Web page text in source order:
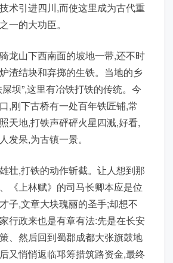
术引进四川,而使这里成为古代重
一的大功臣。
山下西南面的坡地一带,还不时
渣结块和弃掷的生铁。当地的乡
坝”,这里有冶铁打铁的传统。今
,刚下古桥有一处百年铁匠铺,常
天地,打铁声砰砰火星四溅,好看,
发呆,为古镇一景。
,打铁的动作斩截。让人想到那
《上林赋》的司马长卿本应是位
子,文章大块瑰丽的圣手;却想不
行政来也是有章有法:先是在长安
、然后回到蜀郡成都大张旗鼓地
又悄悄返临邛筹措筑路资金,最终